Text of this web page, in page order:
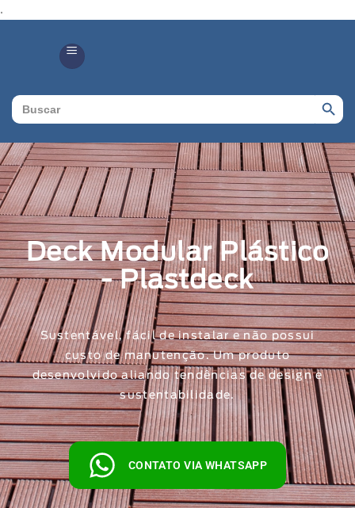
.
Search
for:
Search
Deck Modular Plástico
- Plastdeck
Sustentável, fácil de instalar e não possui
custo de manutenção. Um produto
desenvolvido aliando tendências de design e
sustentabilidade.
CONTATO VIA WHATSAPP